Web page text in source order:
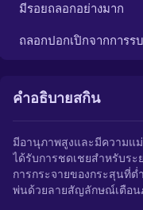
มีรอยถลอกอย่างมาก
ถลอกปอกเปิกจากการรบ
คำอธิบายสกิน
มีอานุภาพสูงและมีความแ
ได้รับการชดเชยสำหรับร
การกระจายของกระสุนที่ต่
พ่นด้วยลายสัญลักษณ์เตือน